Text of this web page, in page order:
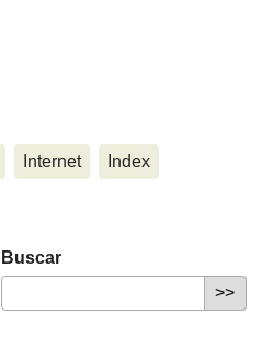
Internet Index
Buscar